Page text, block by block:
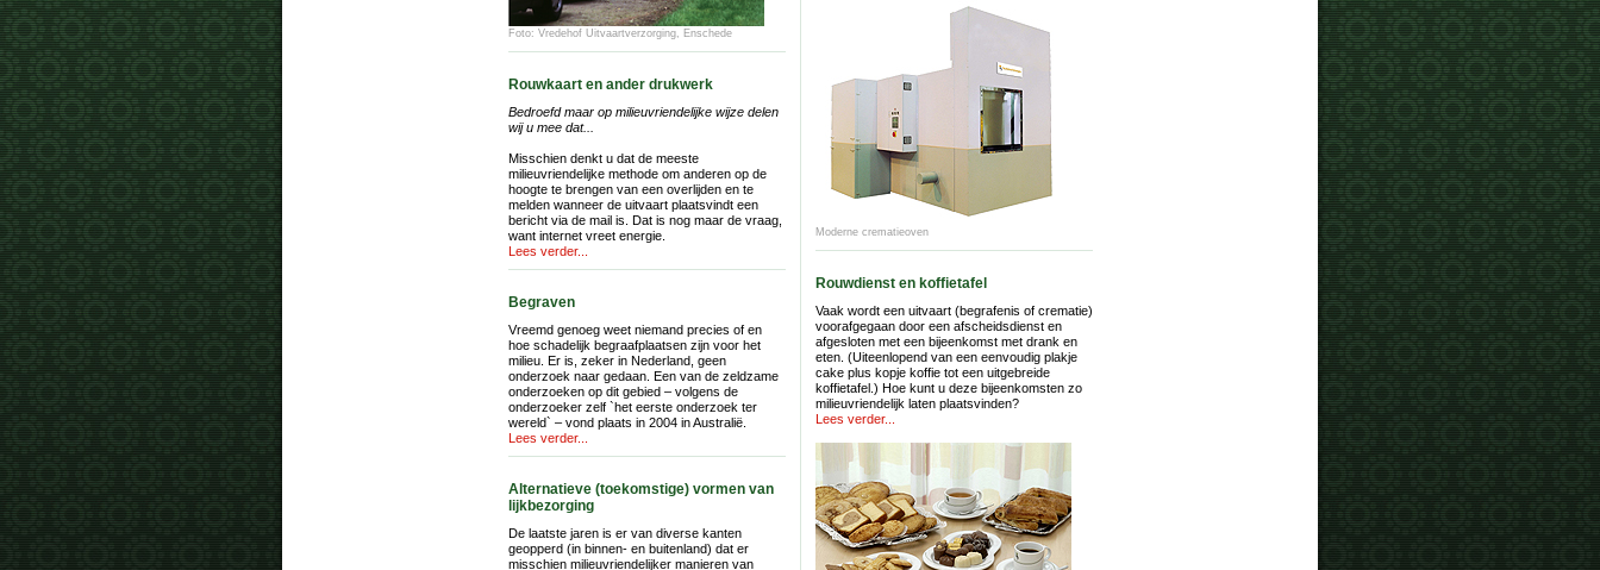
Foto: Vredehof Uitvaartverzorging, Enschede
Rouwkaart en ander drukwerk
Bedroefd maar op milieuvriendelijke wijze delen
wij u mee dat...
Misschien denkt u dat de meeste
milieuvriendelijke methode om anderen op de
hoogte te brengen van een overlijden en te
melden wanneer de uitvaart plaatsvindt een
bericht via de mail is. Dat is nog maar de vraag,
want internet vreet energie.
Lees verder...
Begraven
Vreemd genoeg weet niemand precies of en
hoe schadelijk begraafplaatsen zijn voor het
milieu. Er is, zeker in Nederland, geen
onderzoek naar gedaan. Een van de zeldzame
onderzoeken op dit gebied – volgens de
onderzoeker zelf `het eerste onderzoek ter
wereld` – vond plaats in 2004 in Australië.
Lees verder...
Alternatieve (toekomstige) vormen van
lijkbezorging
De laatste jaren is er van diverse kanten
geopperd (in binnen- en buitenland) dat er
misschien milieuvriendelijker manieren van
Moderne crematieoven
Rouwdienst en koffietafel
Vaak wordt een uitvaart (begrafenis of crematie)
voorafgegaan door een afscheidsdienst en
afgesloten met een bijeenkomst met drank en
eten. (Uiteenlopend van een eenvoudig plakje
cake plus kopje koffie tot een uitgebreide
koffietafel.) Hoe kunt u deze bijeenkomsten zo
milieuvriendelijk laten plaatsvinden?
Lees verder...